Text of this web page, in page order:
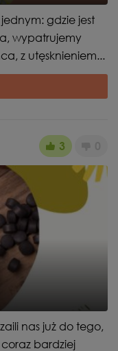
gdzie jest
wypatrujemy
z utęsknieniem...
nas już do tego,
bardziej
3